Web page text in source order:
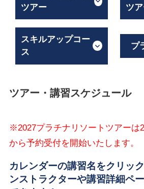
ツアー
ツ
スキルアップコー
ス
プ
ツアー・講習スケジュール
※2027プラチナリソートツアーは
から予約受付を開始いたします。
カレンダーの講習名をクリッ
ンストラクターや講習詳細ペ